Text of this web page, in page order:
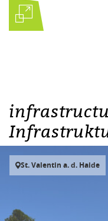
St. Valentin a. d. Haide